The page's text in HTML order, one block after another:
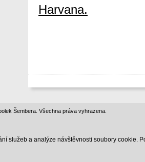
Harvana.
Šembera. Všechna práva vyhrazena.
služeb a analýze návštěvnosti soubory cookie.